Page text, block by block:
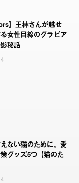
】王林さんが魅せ
女性目線のグラビア
秘話
えない猫のために。愛
グッズ5つ【猫のた